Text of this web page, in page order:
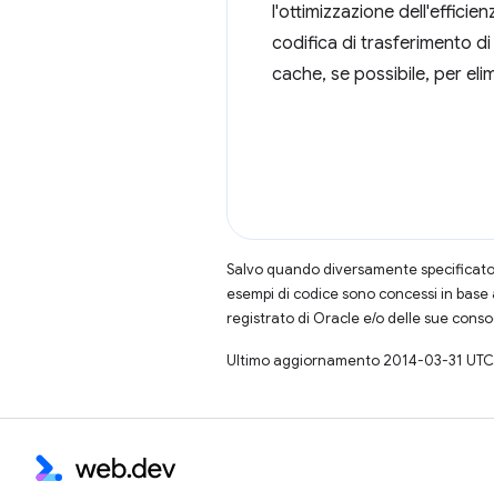
l'ottimizzazione
codifica di trasferimento di
cache, se possibile, per
Salvo quando diversamente
esempi di codice sono concessi in base
registrato di Oracle e/o delle sue
Ultimo aggiornamento 2014-03-31